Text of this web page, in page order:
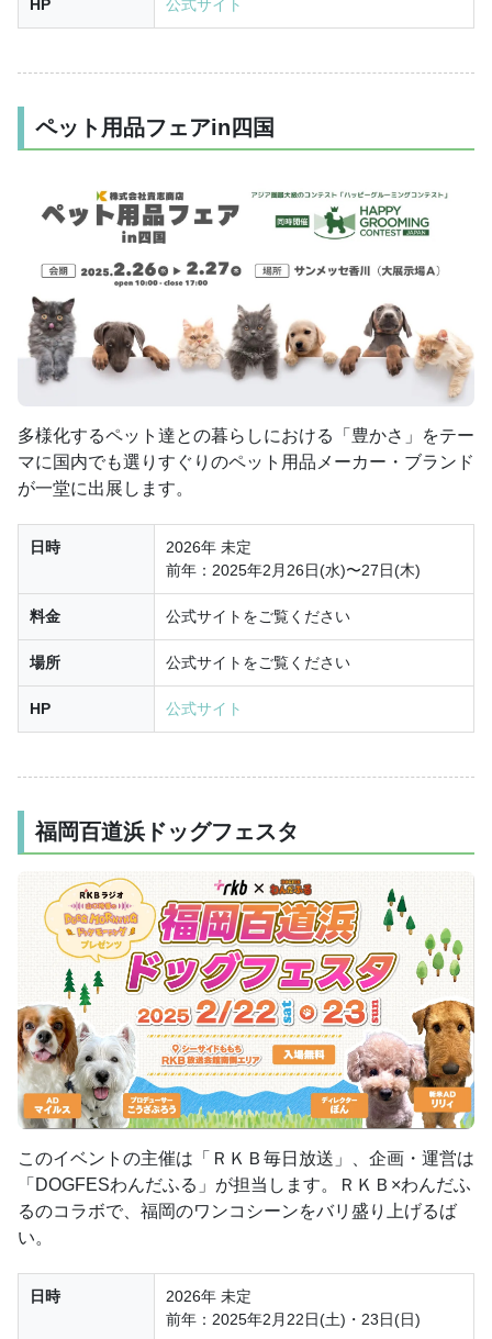
HP 公式サイト
ペット用品フェアin四国
多様化するペット達との暮らしにおける「豊かさ」をテー
マに国内でも選りすぐりのペット用品メーカー・ブランド
が一堂に出展します。
日時
2026年 未定
前年：2025年2月26日(水)〜27日(木)
料金 公式サイトをご覧ください
場所 公式サイトをご覧ください
HP 公式サイト
福岡百道浜ドッグフェスタ
このイベントの主催は「ＲＫＢ毎日放送」、企画・運営は
「DOGFESわんだふる」が担当します。ＲＫＢ×わんだふ
るのコラボで、福岡のワンコシーンをバリ盛り上げるば
い。
日時
2026年 未定
前年：2025年2月22日(土)・23日(日)